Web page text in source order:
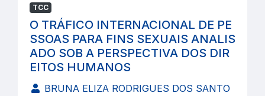
TCC
O TRÁFICO INTERNACIONAL DE PE
SSOAS PARA FINS SEXUAIS ANALIS
ADO SOB A PERSPECTIVA DOS DIR
EITOS HUMANOS
BRUNA ELIZA RODRIGUES DOS SANTO